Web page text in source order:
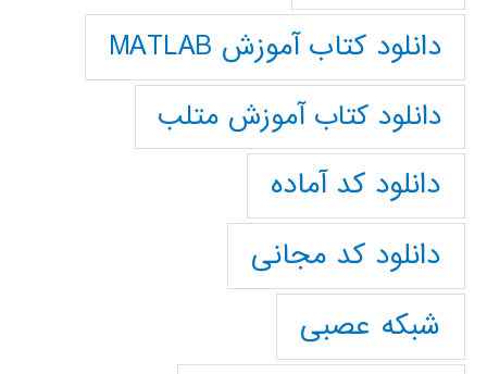
دانلود کتاب آموزش MATLAB
دانلود کتاب آموزش متلب
دانلود کد آماده
دانلود کد مجانی
شبکه عصبی